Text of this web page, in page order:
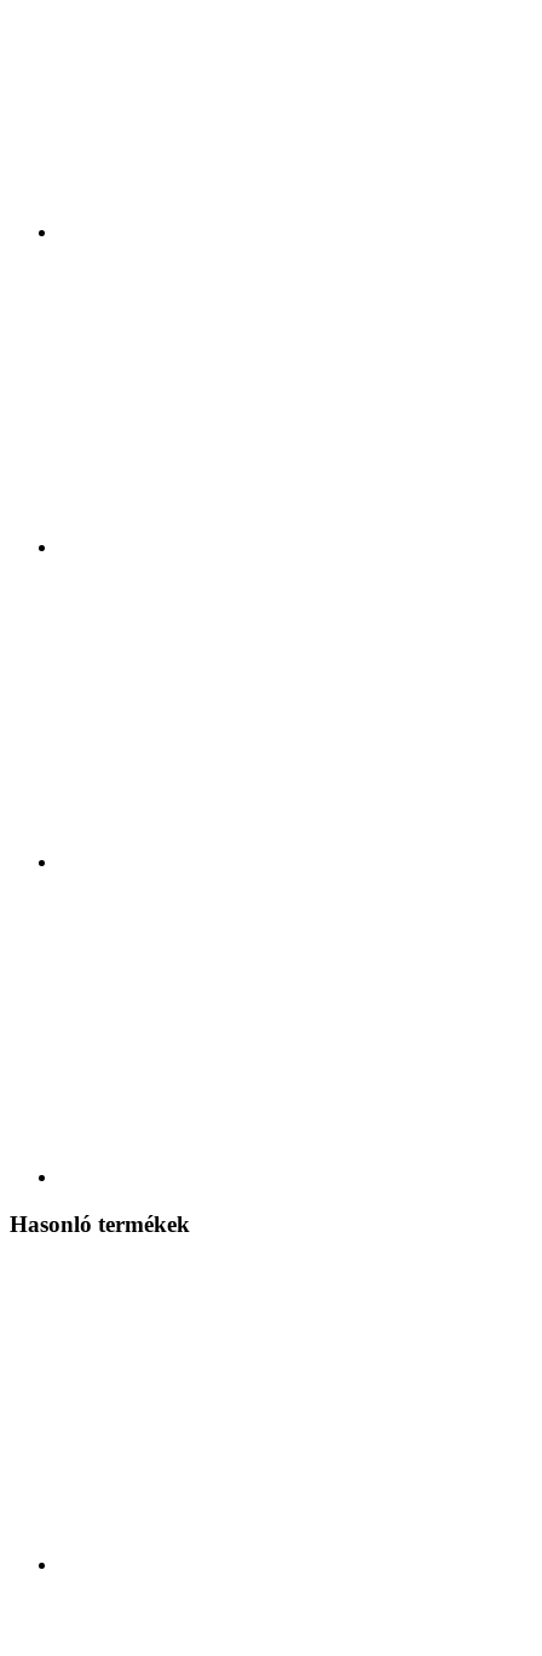
Hasonló termékek